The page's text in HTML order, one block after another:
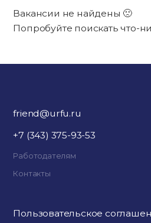
Вакансии не найдены 🙁
Попробуйте поискать что-
friend@urfu.ru
+7 (343) 375-93-53
Работодателям
Контакты
Пользовательское